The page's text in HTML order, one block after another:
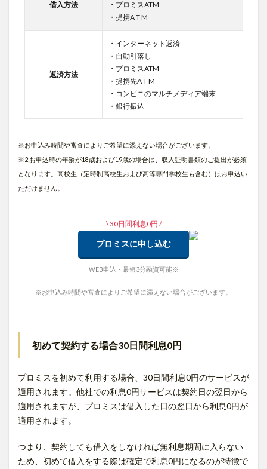
借入方法
・プロミスATM
・提携A T M
返済方法
・インターネット返済
・自動引落し
・プロミスATM
・提携先A T M
・コンビニのマルチメディア端末
・銀行振込
※お申込み時間や審査によりご希望に添えない場合がございます。
※2 お申込時の年齢が18歳および19歳の場合は、収入証明書類のご提出が必須
となります。高校生（定時制高校生および高等専門学校生も含む）はお申込い
ただけません。
\ 30日間利息0円 /
プロミスに申し込む
WEB申込・最短3分融資可能※
※お申込み時間や審査によりご希望に添えない場合がございます。
初めて契約する場合30日間利息0円
プロミスを初めて利用する場合、30日間利息0円のサービスが
適用されます。他社での利息0円サービスは契約日の翌日から
適用されますが、プロミスは借入した日の翌日から利息0円が
適用されます。
つまり、契約しても借入をしなければ無利息期間に入らない
ため、初めて借入をする際は確定で利息0円になるのが特徴で